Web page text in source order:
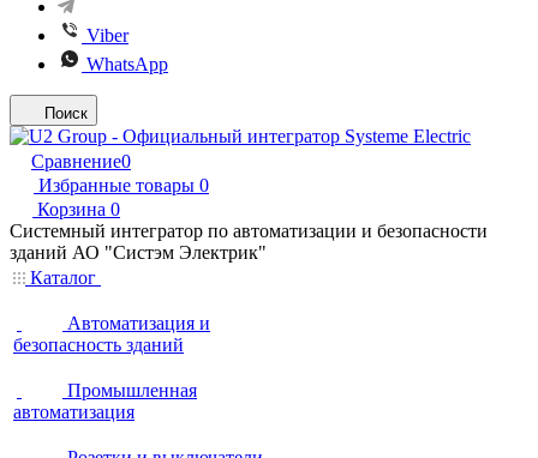
Viber
WhatsApp
Поиск
Сравнение0
Избранные товары 0
Корзина 0
Системный интегратор по автоматизации и безопасности
зданий АО "Систэм Электрик"
Каталог
Автоматизация и
безопасность зданий
Промышленная
автоматизация